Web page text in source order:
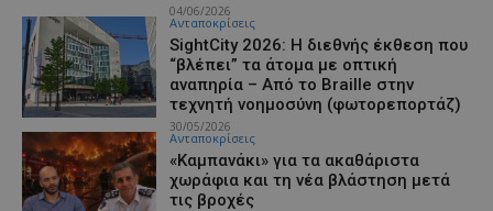
04/06/2026
Ανταποκρίσεις
SightCity 2026: Η διεθνής έκθεση που
“βλέπει” τα άτομα με οπτική
αναπηρία – Από το Braille στην
τεχνητή νοημοσύνη (φωτορεπορτάζ)
30/05/2026
Ανταποκρίσεις
«Καμπανάκι» για τα ακαθάριστα
χωράφια και τη νέα βλάστηση μετά
τις βροχές